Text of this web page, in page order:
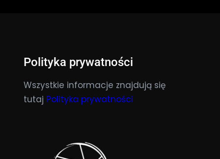
Polityka prywatności
Wszystkie informacje znajdują się
tutaj Polityka prywatności